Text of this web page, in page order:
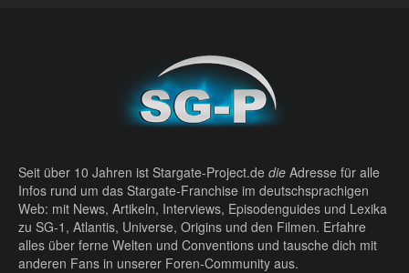
Seit über 10 Jahren ist Stargate-Project.de die Adresse für alle
Infos rund um das Stargate-Franchise im deutschsprachigen
Web: mit News, Artikeln, Interviews, Episodenguides und Lexika
zu SG-1, Atlantis, Universe, Origins und den Filmen. Erfahre
alles über ferne Welten und Conventions und tausche dich mit
anderen Fans in unserer Foren-Community aus.